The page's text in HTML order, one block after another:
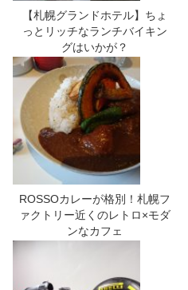
【札幌グランドホテル】ちょ
っとリッチなランチバイキン
グはいかが？
ROSSOカレーが格別！札幌フ
ァクトリー近くのレトロ×モダ
ンなカフェ